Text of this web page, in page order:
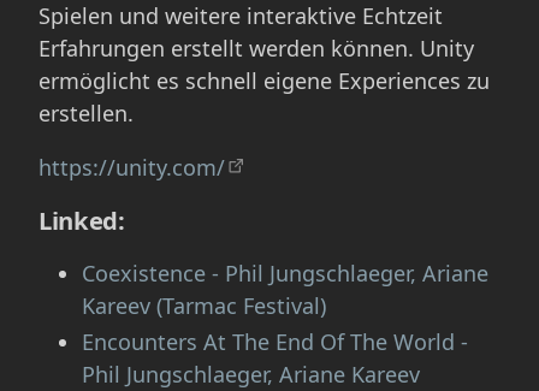
Spielen und weitere interaktive Echtzeit
Erfahrungen erstellt werden können. Unity
ermöglicht es schnell eigene Experiences zu
erstellen.
https://unity.com/
Linked:
Coexistence - Phil Jungschlaeger, Ariane
Kareev (Tarmac Festival)
Encounters At The End Of The World -
Phil Jungschlaeger, Ariane Kareev